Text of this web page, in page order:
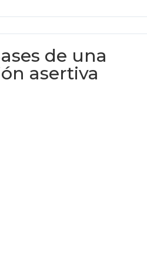
de una
asertiva